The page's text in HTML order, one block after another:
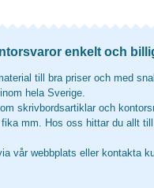
enkelt och
till bra priser och med
hela Sverige.
skrivbordsartiklar och
mm. Hos oss hittar du allt
vår webbplats eller kontakta